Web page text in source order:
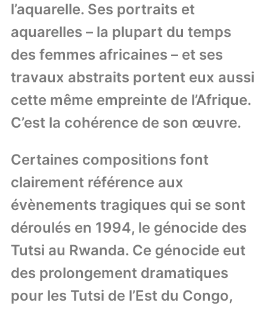
l’aquarelle. Ses portraits et
aquarelles – la plupart du temps
des femmes africaines – et ses
travaux abstraits portent eux aussi
cette même empreinte de l’Afrique.
C’est la cohérence de son œuvre.
Certaines compositions font
clairement référence aux
évènements tragiques qui se sont
déroulés en 1994, le génocide des
Tutsi au Rwanda. Ce génocide eut
des prolongement dramatiques
pour les Tutsi de l’Est du Congo,